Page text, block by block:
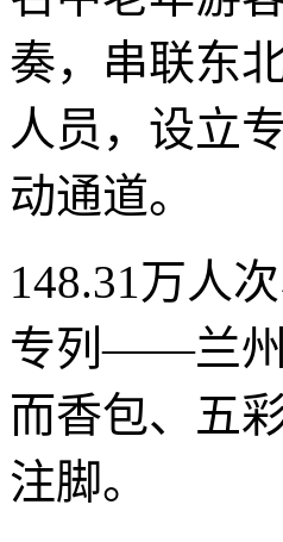
奏，串联东
人员，设立
动通道。
148.31万人
专列——兰州
而香包、五
注脚。‍